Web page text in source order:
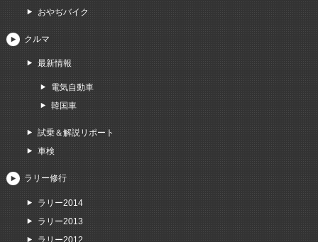
おやぢバイク
クルマ
最新情報
電気自動車
韓国車
試乗＆解説リポート
車検
ラリー修行
ラリー2014
ラリー2013
ラリー2012